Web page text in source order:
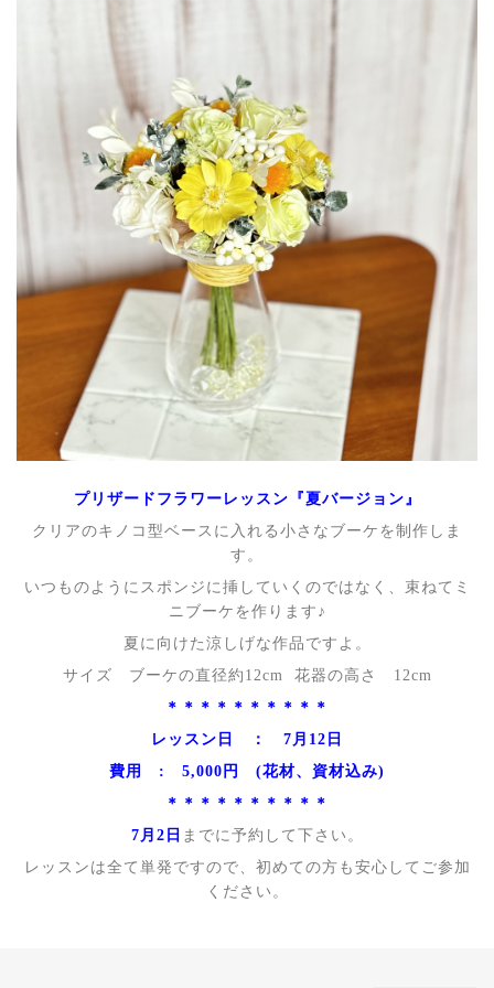
プリザードフラワーレッスン『夏バージョン』
クリアのキノコ型ベースに入れる小さなブーケを制作しま
す。
いつものようにスポンジに挿していくのではなく、束ねてミ
ニブーケを作ります♪
夏に向けた涼しげな作品ですよ。
サイズ ブーケの直径約12cm 花器の高さ 12cm
＊＊＊＊＊＊＊＊＊＊
レッスン日 ： 7月12日
費用 : 5,000円 (花材、資材込み)
＊＊＊＊＊＊＊＊＊＊
7月2日 までに予約して下さい。
レッスンは全て単発ですので、初めての方も安心してご参加
ください。